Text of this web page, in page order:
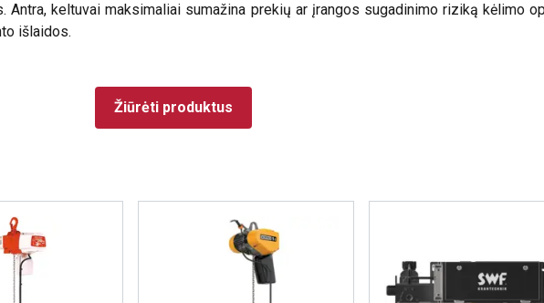
keltuvai maksimaliai sumažina prekių ar įrangos sugadinimo riziką kėlimo
išlaidos.
Žiūrėti produktus
slapukus
suasmeninti turinį, skelbimus ir analizuoti srautą. Taip pat dalijamės
AŠ SUTINKU
AŠ NESUTINKU